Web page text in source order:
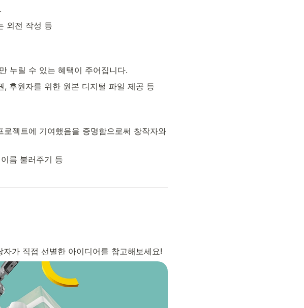
외전 작성 등
누릴 수 있는 혜택이 주어집니다.
후원자를 위한 원본 디지털 파일 제공 등
젝트에 기여했음을 증명함으로써 창작자와
름 불러주기 등
가 직접 선별한 아이디어를 참고해보세요!